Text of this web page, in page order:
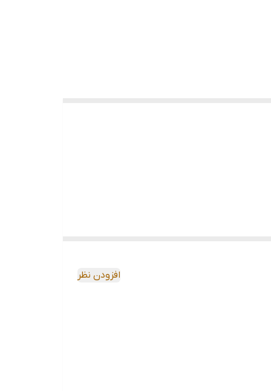
افزودن نظر